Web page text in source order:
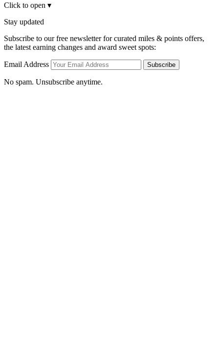
Click to open ▾
Stay updated
Subscribe to our free newsletter for curated miles & points offers,
the latest earning changes and award sweet spots:
Email Address Subscribe
No spam. Unsubscribe anytime.